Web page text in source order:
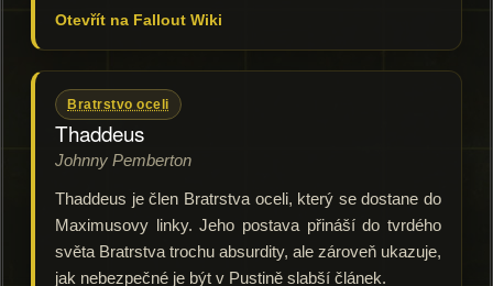
Otevřít na Fallout Wiki
Thaddeus
Johnny Pemberton
Bratrstvo oceli
Thaddeus je člen Bratrstva oceli, který se dostane do
Maximusovy linky. Jeho postava přináší do tvrdého
světa Bratrstva trochu absurdity, ale zároveň ukazuje,
jak nebezpečné je být v Pustině slabší článek.